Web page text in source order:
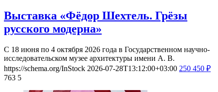
Выставка «Фёдор Шехтель. Грёзы
русского модерна»
С 18 июня по 4 октября 2026 года в Государственном научно-
исследовательском музее архитектуры имени А. В.
https://schema.org/InStock 2026-07-28T13:12:00+03:00 250 450 ₽
763 5